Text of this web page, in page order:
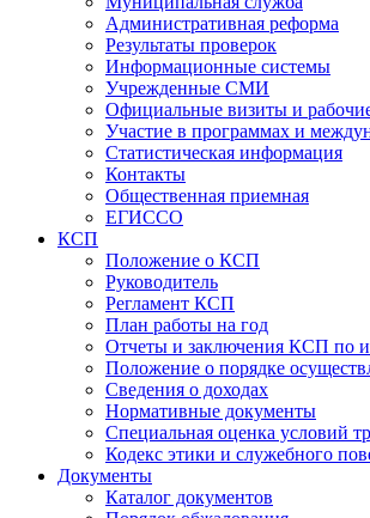
Административная реформа
Результаты проверок
Информационные системы
Учрежденные СМИ
Официальные визиты и
Участие в программах и
Статистическая информация
Контакты
Общественная приемная
ЕГИССО
КСП
Положение о КСП
Руководитель
Регламент КСП
План работы на год
Отчеты и заключения КСП по
Положение о порядке
Сведения о доходах
Нормативные документы
Специальная оценка условий
Кодекс этики и служебного
Документы
Каталог документов